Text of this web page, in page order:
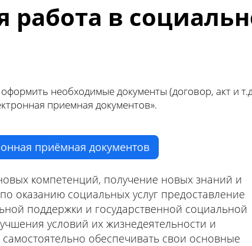
работа в
необходимые документы (договор, акт и
приемная документов».
приёмная документов
компетенций, получение новых знаний и
оказанию социальных услуг предоставление
поддержки и государственной социальной
условий их жизнедеятельности и
обеспечивать свои основные